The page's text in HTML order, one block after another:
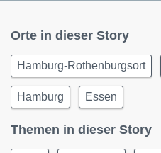
Orte in dieser Story
Hamburg-Rothenburgsort
Hamburg Essen
Themen in dieser Story